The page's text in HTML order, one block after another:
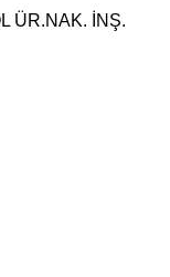
ÜR.NAK. İNŞ.